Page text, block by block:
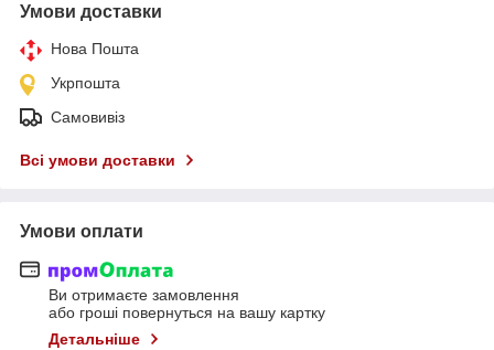
Умови доставки
Нова Пошта
Укрпошта
Самовивіз
Всі умови доставки
Умови оплати
Ви отримаєте замовлення
або гроші повернуться на вашу картку
Детальніше